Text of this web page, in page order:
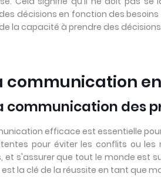
décisions en fonction des
la capacité à prendre des
communication
communication des
efficace est essentielle
pour éviter les conflits ou
et s'assurer que tout le monde est
la clé de la réussite en tant que